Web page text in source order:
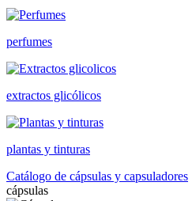
perfumes
extractos glicólicos
plantas y tinturas
Catálogo de cápsulas y capsuladores
cápsulas